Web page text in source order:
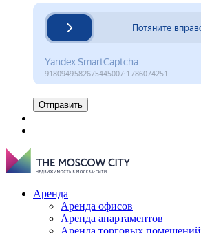
Отправить
Аренда
Аренда офисов
Аренда апартаментов
Аренда торговых помещений